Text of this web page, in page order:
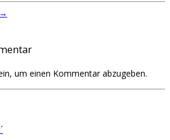
um einen Kommentar abzugeben.